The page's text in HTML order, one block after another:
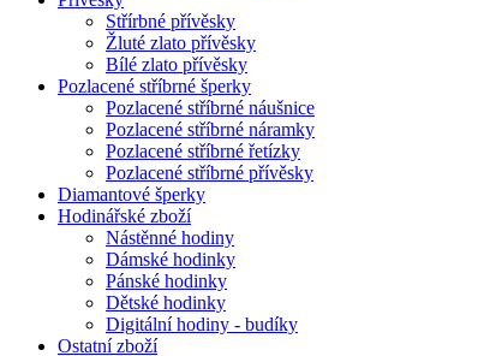
Střírbné přívěsky
Žluté zlato přívěsky
Bílé zlato přívěsky
Pozlacené stříbrné šperky
Pozlacené stříbrné náušnice
Pozlacené stříbrné náramky
Pozlacené stříbrné řetízky
Pozlacené stříbrné přívěsky
Diamantové šperky
Hodinářské zboží
Nástěnné hodiny
Dámské hodinky
Pánské hodinky
Dětské hodinky
Digitální hodiny - budíky
Ostatní zboží